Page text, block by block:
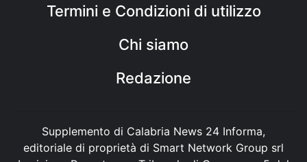
Termini e Condizioni di utilizzo
Chi siamo
Redazione
Supplemento di Calabria News 24 Informa,
editoriale di proprietà di Smart Network Group srl